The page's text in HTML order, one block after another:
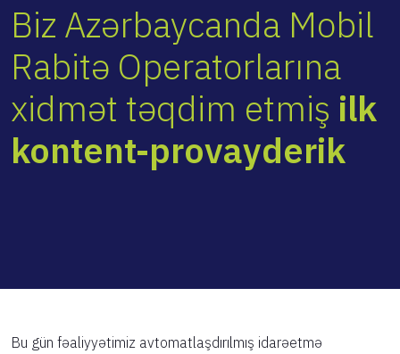
Biz Azərbaycanda Mobil
Rabitə Operatorlarına
xidmət təqdim etmiş ilk
kontent-provayderik
Bu gün fəaliyyətimiz avtomatlaşdırılmış idarəetmə